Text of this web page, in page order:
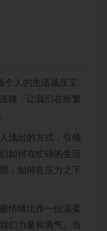
个人的生活减压宝
路，让我们在纷繁
浅出的方式，引领
如何在忙碌的生活
，如何在压力之下
情绪比作一位温柔
们力量和勇气。当